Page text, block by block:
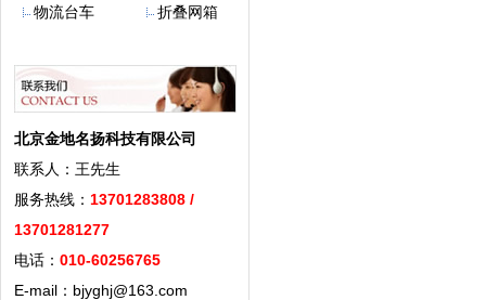
物流台车
折叠网箱
北京金地名扬科技有限公司
联系人：王先生
服务热线： 13701283808 /
13701281277
电话： 010-60256765
E-mail：bjyghj@163.com